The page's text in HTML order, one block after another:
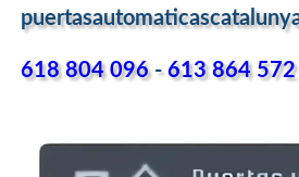
618 804 096-613 864 572